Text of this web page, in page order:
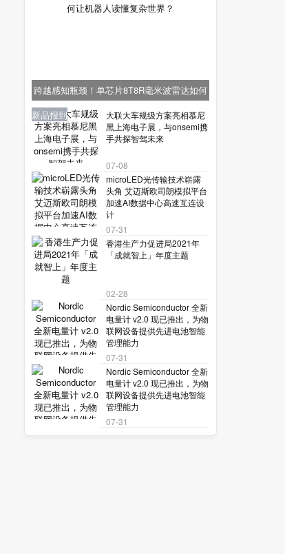
跨越感知瓶颈！单芯片8T8R毫米波雷达如何
让机器人读懂复杂世界？
业界资讯
大联大车规级方案亮相慕尼
黑上海电子展，与onsemi携
手共探智驾未来
07-08
业界资讯
microLED光传输技术崭露
头角 艾迈斯欧司朗模拟平台
加速AI数据中心高速互连设
计
07-31
业界资讯
香港生产力促进局2021年
「成就智上」年度主题
02-28
新品报到
Nordic Semiconductor 全新
电量计 v2.0 现已推出，为物
联网设备提供先进电池智能
管理能力
07-31
新品报到
Nordic Semiconductor 全新
电量计 v2.0 现已推出，为物
联网设备提供先进电池智能
管理能力
07-31